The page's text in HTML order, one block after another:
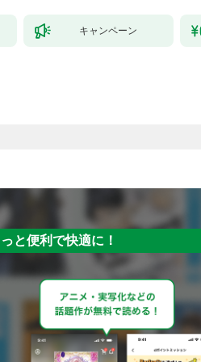
キャンペーン
と便利で快適に！